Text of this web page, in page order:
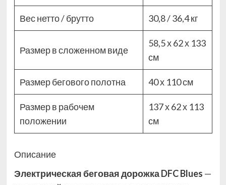
Вес нетто / брутто 30,8 / 36,4 кг
Размер в сложенном виде
58,5 х 62 х 133
см
Размер бегового полотна 40 х 110 см
Размер в рабочем
положении
137 х 62 х 113
см
Описание
Электрическая беговая дорожка DFC Blues —